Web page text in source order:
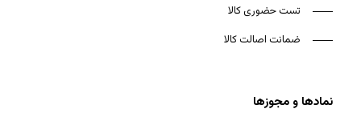
تست حضوری کالا
ضمانت اصالت کالا
نمادها و مجوزها